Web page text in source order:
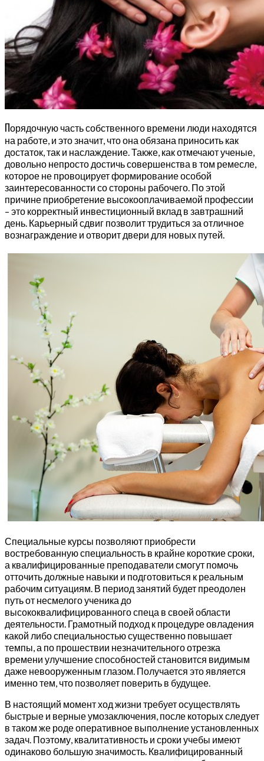
Порядочную часть собственного времени люди находятся
на работе, и это значит, что она обязана приносить как
достаток, так и наслаждение. Также, как отмечают ученые,
довольно непросто достичь совершенства в том ремесле,
которое не провоцирует формирование особой
заинтересованности со стороны рабочего. По этой
причине приобретение высокооплачиваемой профессии
– это корректный инвестиционный вклад в завтрашний
день. Карьерный сдвиг позволит трудиться за отличное
вознаграждение и отворит двери для новых путей.
Специальные курсы позволяют приобрести
востребованную специальность в крайне короткие сроки,
а квалифицированные преподаватели смогут помочь
отточить должные навыки и подготовиться к реальным
рабочим ситуациям. В период занятий будет преодолен
путь от несмелого ученика до
высококвалифицированного спеца в своей области
деятельности. Грамотный подход к процедуре овладения
какой либо специальностью существенно повышает
темпы, а по прошествии незначительного отрезка
времени улучшение способностей становится видимым
даже невооруженным глазом. Получается это является
именно тем, что позволяет поверить в будущее.
В настоящий момент ход жизни требует осуществлять
быстрые и верные умозаключения, после которых следует
в таком же роде оперативное выполнение установленных
задач. Поэтому, квалитативность и сроки учебы имеют
одинаково большую значимость. Квалифицированный